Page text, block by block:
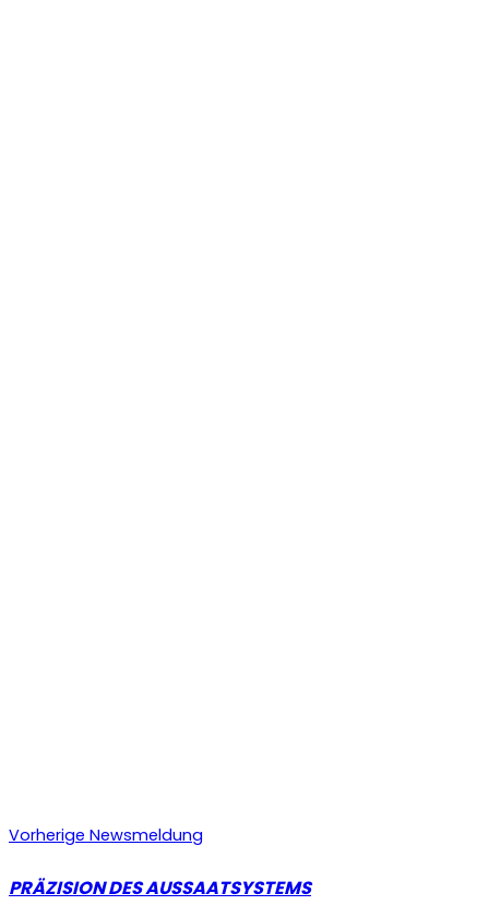
Vorherige Newsmeldung
PRÄZISION DES AUSSAATSYSTEMS